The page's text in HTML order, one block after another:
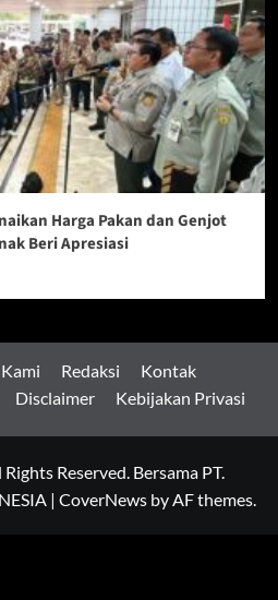
Harga Pakan dan Genjot
Beri Apresiasi
Redaksi
Kontak
Disclaimer Kebijakan Privasi
Reserved. Bersama PT.
| CoverNews by AF themes.